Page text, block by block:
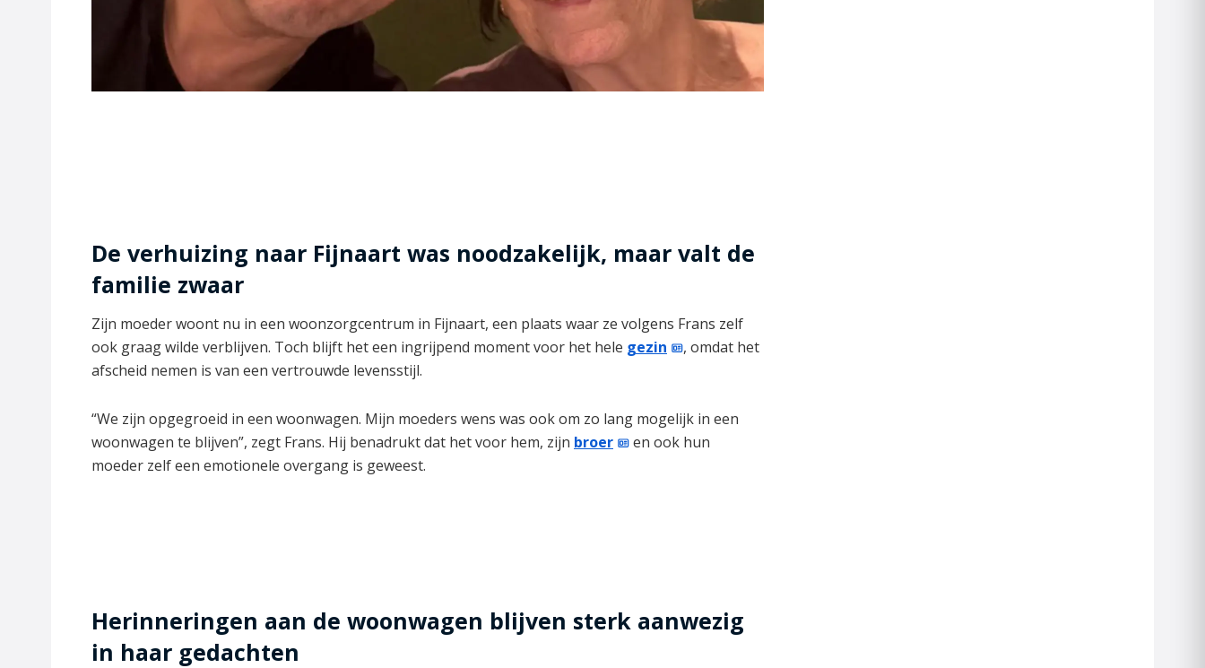
De verhuizing naar Fijnaart was noodzakelijk, maar valt de
familie zwaar
Zijn moeder woont nu in een woonzorgcentrum in Fijnaart, een plaats waar ze volgens Frans zelf
ook graag wilde verblijven. Toch blijft het een ingrijpend moment voor het hele gezin
, omdat het
afscheid nemen is van een vertrouwde levensstijl.
“We zijn opgegroeid in een woonwagen. Mijn moeders wens was ook om zo lang mogelijk in een
woonwagen te blijven”, zegt Frans. Hij benadrukt dat het voor hem, zijn broer
en ook hun
moeder zelf een emotionele overgang is geweest.
Herinneringen aan de woonwagen blijven sterk aanwezig
in haar gedachten